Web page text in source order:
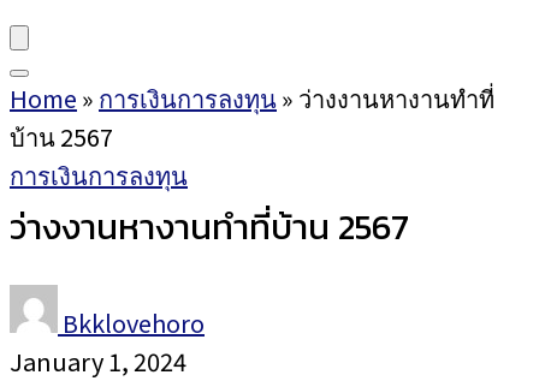
Home » การเงินการลงทุน» ว่างงานหางานทำที่
บ้าน 2567
การเงินการลงทุน
ว่างงานหางานทำที่บ้าน 2567
Bkklovehoro
January 1, 2024